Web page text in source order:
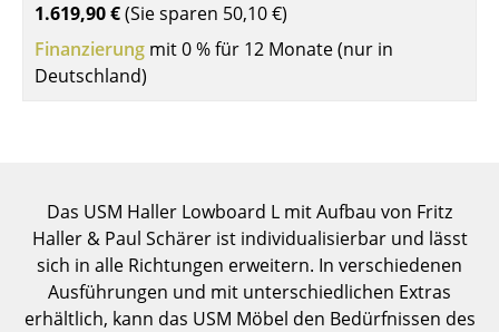
Regale & Schränke
Sideboards & Kommoden
TV Möbel
Beistell- & Rollcontainer
1.619,90 €(Sie sparen 50,10 €)
Finanzierung mit 0 % für 12 Monate (nur in
Deutschland)
Das USM Haller Lowboard L mit Aufbau von Fritz
Haller & Paul Schärer ist individualisierbar und lässt
sich in alle Richtungen erweitern. In verschiedenen
Ausführungen und mit unterschiedlichen Extras
erhältlich, kann das USM Möbel den Bedürfnissen des